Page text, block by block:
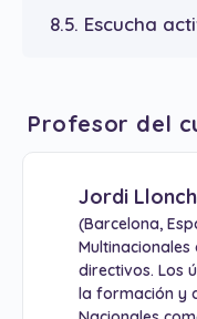
8.5. Escucha
Profesor del
Jordi
(Barcelona,
directivos. Los
la formación y